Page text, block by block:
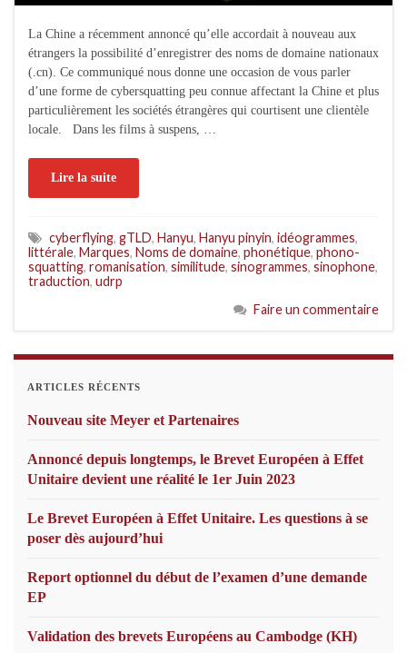
La Chine a récemment annoncé qu’elle accordait à nouveau aux
étrangers la possibilité d’enregistrer des noms de domaine nationaux
(.cn). Ce communiqué nous donne une occasion de vous parler
d’une forme de cybersquatting peu connue affectant la Chine et plus
particulièrement les sociétés étrangères qui courtisent une clientèle
locale. Dans les films à suspens, …
Lire la suite
cyberflying, gTLD, Hanyu, Hanyu pinyin, idéogrammes,
littérale, Marques, Noms de domaine, phonétique, phono-
squatting, romanisation, similitude, sinogrammes, sinophone,
traduction, udrp
Faire un commentaire
ARTICLES RÉCENTS
Nouveau site Meyer et Partenaires
Annoncé depuis longtemps, le Brevet Européen à Effet
Unitaire devient une réalité le 1er Juin 2023
Le Brevet Européen à Effet Unitaire. Les questions à se
poser dès aujourd’hui
Report optionnel du début de l’examen d’une demande
EP
Validation des brevets Européens au Cambodge (KH)